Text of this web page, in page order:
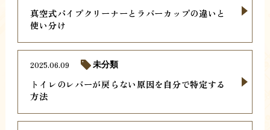
真空式パイプクリーナーとラバーカップの違いと
使い分け
トイレのレバーが戻らない原因を自分で特定する
方法
2025.06.09 未分類